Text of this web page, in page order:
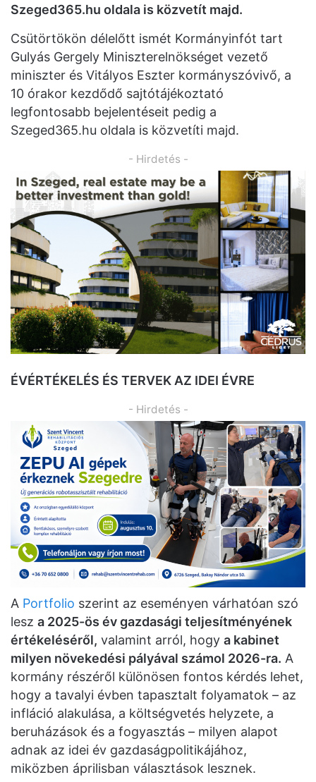
Szeged365.hu oldala is közvetít majd.
Csütörtökön délelőtt ismét Kormányinfót tart
Gulyás Gergely Miniszterelnökséget vezető
miniszter és Vitályos Eszter kormányszóvivő, a
10 órakor kezdődő sajtótájékoztató
legfontosabb bejelentéseit pedig a
Szeged365.hu oldala is közvetíti majd.
- Hirdetés -
ÉVÉRTÉKELÉS ÉS TERVEK AZ IDEI ÉVRE
- Hirdetés -
A Portfolio szerint az eseményen várhatóan szó
lesz a 2025-ös év gazdasági teljesítményének
értékeléséről, valamint arról, hogy a kabinet
milyen növekedési pályával számol 2026-ra. A
kormány részéről különösen fontos kérdés lehet,
hogy a tavalyi évben tapasztalt folyamatok – az
infláció alakulása, a költségvetés helyzete, a
beruházások és a fogyasztás – milyen alapot
adnak az idei év gazdaságpolitikájához,
miközben áprilisban választások lesznek.